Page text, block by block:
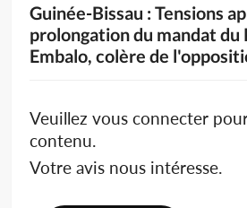
Guinée-Bissau : Tensions
prolongation du mandat du
Embalo, colère de
Veuillez vous connecter
contenu.
Votre avis nous intéresse.